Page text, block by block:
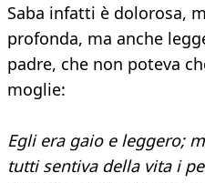
Saba infatti è dolorosa,
profonda, ma anche
padre, che non poteva
moglie:
Egli era gaio e leggero;
tutti sentiva della vita i